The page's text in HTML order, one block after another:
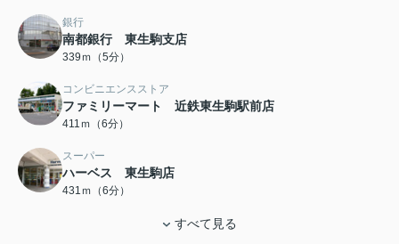
銀行
南都銀行 東生駒支店
339ｍ（5分）
コンビニエンスストア
ファミリーマート 近鉄東生駒駅前店
411ｍ（6分）
スーパー
ハーベス 東生駒店
431ｍ（6分）
すべて見る